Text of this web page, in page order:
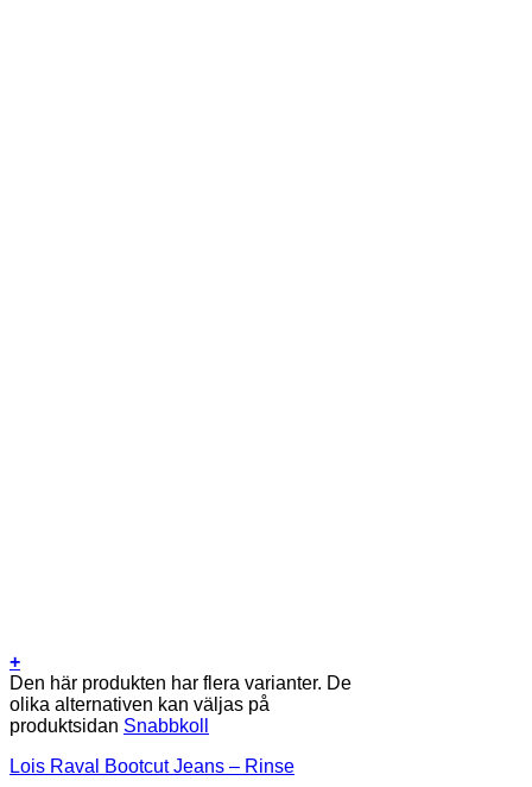
+
Den här produkten har flera varianter. De
olika alternativen kan väljas på
produktsidan Snabbkoll
Lois Raval Bootcut Jeans – Rinse